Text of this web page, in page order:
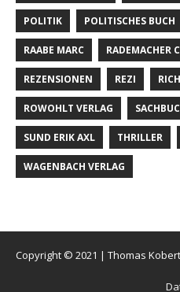
POLITIK POLITISCHES BUCH
RAABE MARC RADEMACHER
REZENSIONEN REZI
ROWOHLT VERLAG
SUND ERIK AXL THRILLER
WAGENBACH VERLAG
Copyright © 2021 | Thomas Kobert